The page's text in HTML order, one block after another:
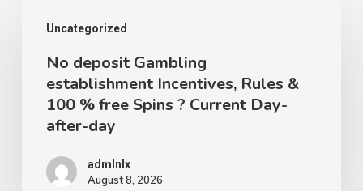
Uncategorized
deposit
Gambling
establishment
Incentives,
No deposit Gambling
establishment Incentives, Rules &
100 % free Spins ? Current Day-
after-day
admlnlx
August 8, 2026